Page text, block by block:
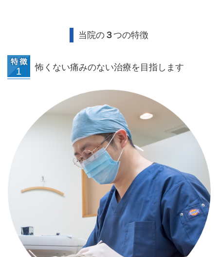
当院の ３つの特徴
怖くない痛みのない治療を目指します